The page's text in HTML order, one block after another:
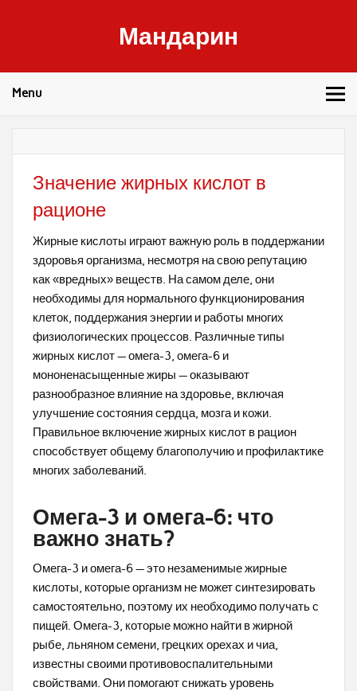
Мандарин
Menu
Значение жирных кислот в
рационе
Жирные кислоты играют важную роль в поддержании
здоровья организма, несмотря на свою репутацию
как «вредных» веществ. На самом деле, они
необходимы для нормального функционирования
клеток, поддержания энергии и работы многих
физиологических процессов. Различные типы
жирных кислот — омега-3, омега-6 и
мононенасыщенные жиры — оказывают
разнообразное влияние на здоровье, включая
улучшение состояния сердца, мозга и кожи.
Правильное включение жирных кислот в рацион
способствует общему благополучию и профилактике
многих заболеваний.
Омега-3 и омега-6: что
важно знать?
Омега-3 и омега-6 — это незаменимые жирные
кислоты, которые организм не может синтезировать
самостоятельно, поэтому их необходимо получать с
пищей. Омега-3, которые можно найти в жирной
рыбе, льняном семени, грецких орехах и чиа,
известны своими противовоспалительными
свойствами. Они помогают снижать уровень